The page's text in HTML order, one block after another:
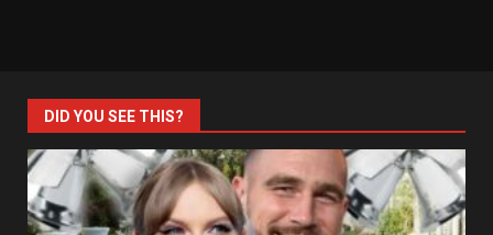
DID YOU SEE THIS?